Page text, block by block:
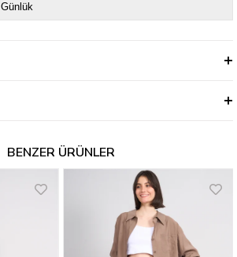
Günlük
BENZER ÜRÜNLER